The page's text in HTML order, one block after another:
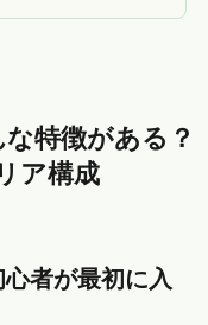
特徴がある？
ア構成
者が最初に入